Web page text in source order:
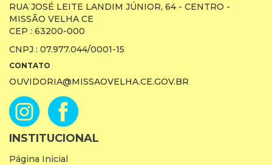
RUA JOSÉ LEITE LANDIM JÚNIOR, 64 - CENTRO -
MISSÃO VELHA CE
CEP : 63200-000
CNPJ : 07.977.044/0001-15
CONTATO
OUVIDORIA@MISSAOVELHA.CE.GOV.BR
INSTITUCIONAL
Página Inicial